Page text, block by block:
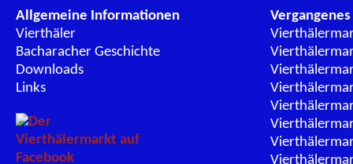
Allgemeine Informationen
Vierthäler
Bacharacher Geschichte
Downloads
Links
Vergangenes